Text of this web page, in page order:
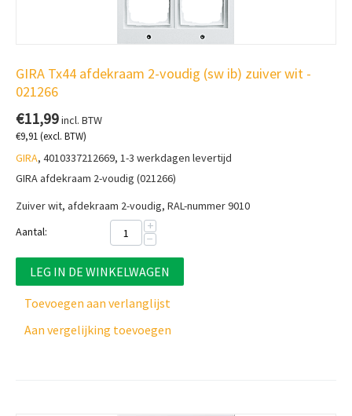
GIRA Tx44 afdekraam 2-voudig (sw ib) zuiver wit -
021266
€11,99incl. BTW
€9,91(excl. BTW)
GIRA, 4010337212669, 1-3 werkdagen levertijd
GIRA afdekraam 2-voudig (021266)
Zuiver wit, afdekraam 2-voudig, RAL-nummer 9010
Aantal:
+
−
LEG IN DE WINKELWAGEN
Toevoegen aan verlanglijst
Aan vergelijking toevoegen